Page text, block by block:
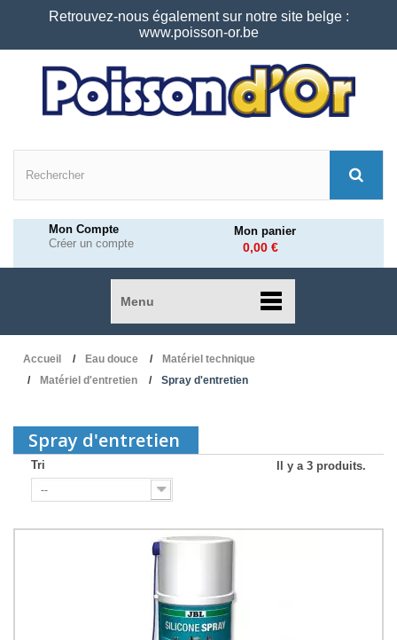
Retrouvez-nous également sur notre site belge :
www.poisson-or.be
Mon Compte
Créer un compte
Mon panier
0,00 €
Menu
Accueil Eau douce
Matériel technique
Matériel d'entretien
Spray d'entretien
Spray d'entretien
Tri
--
Il y a 3 produits.